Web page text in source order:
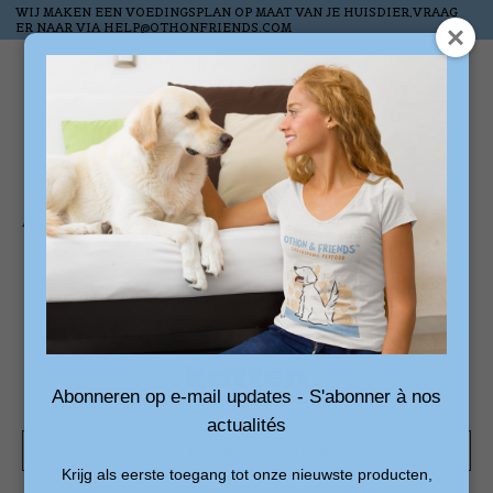
WIJ MAKEN EEN VOEDINGSPLAN OP MAAT VAN JE HUISDIER,VRAAG
ER NAAR VIA HELP@OTHONFRIENDS.COM
Liste de
Accueil / Mots-clés / speeltjes voor katten
Produits associés au
mot-clé speeltjes voor
Abonneren op e-mail updates - S'abonner à nos
actualités
Krijg als eerste toegang tot onze nieuwste producten,